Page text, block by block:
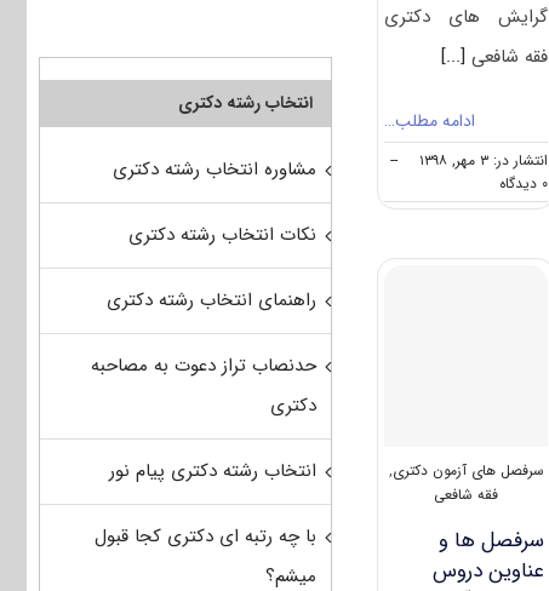
گرایش های دکتری
ﻓﻘﻪ شافعی[...]
ادامه مطلب…
انتشار در: ۳ مهر, ۱۳۹۸
--
۰ دیدگاه
on
دانشگاه
سرفصل های آزمون دکتری,
فقه شافعی
سرفصل ها و
عناوین دروس
انتخاب رشته دکتری
مشاوره انتخاب رشته دکتری
نکات انتخاب رشته دکتری
راهنمای انتخاب رشته دکتری
حدنصاب تراز دعوت به مصاحبه
دکتری
انتخاب رشته دکتری پیام نور
با چه رتبه ای دکتری کجا قبول
میشم؟